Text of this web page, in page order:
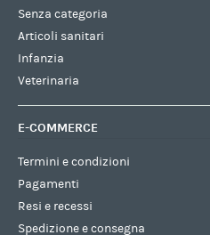
Senza categoria
Articoli sanitari
Infanzia
Veterinaria
E-COMMERCE
Termini e condizioni
Pagamenti
Resi e recessi
Spedizione e consegna